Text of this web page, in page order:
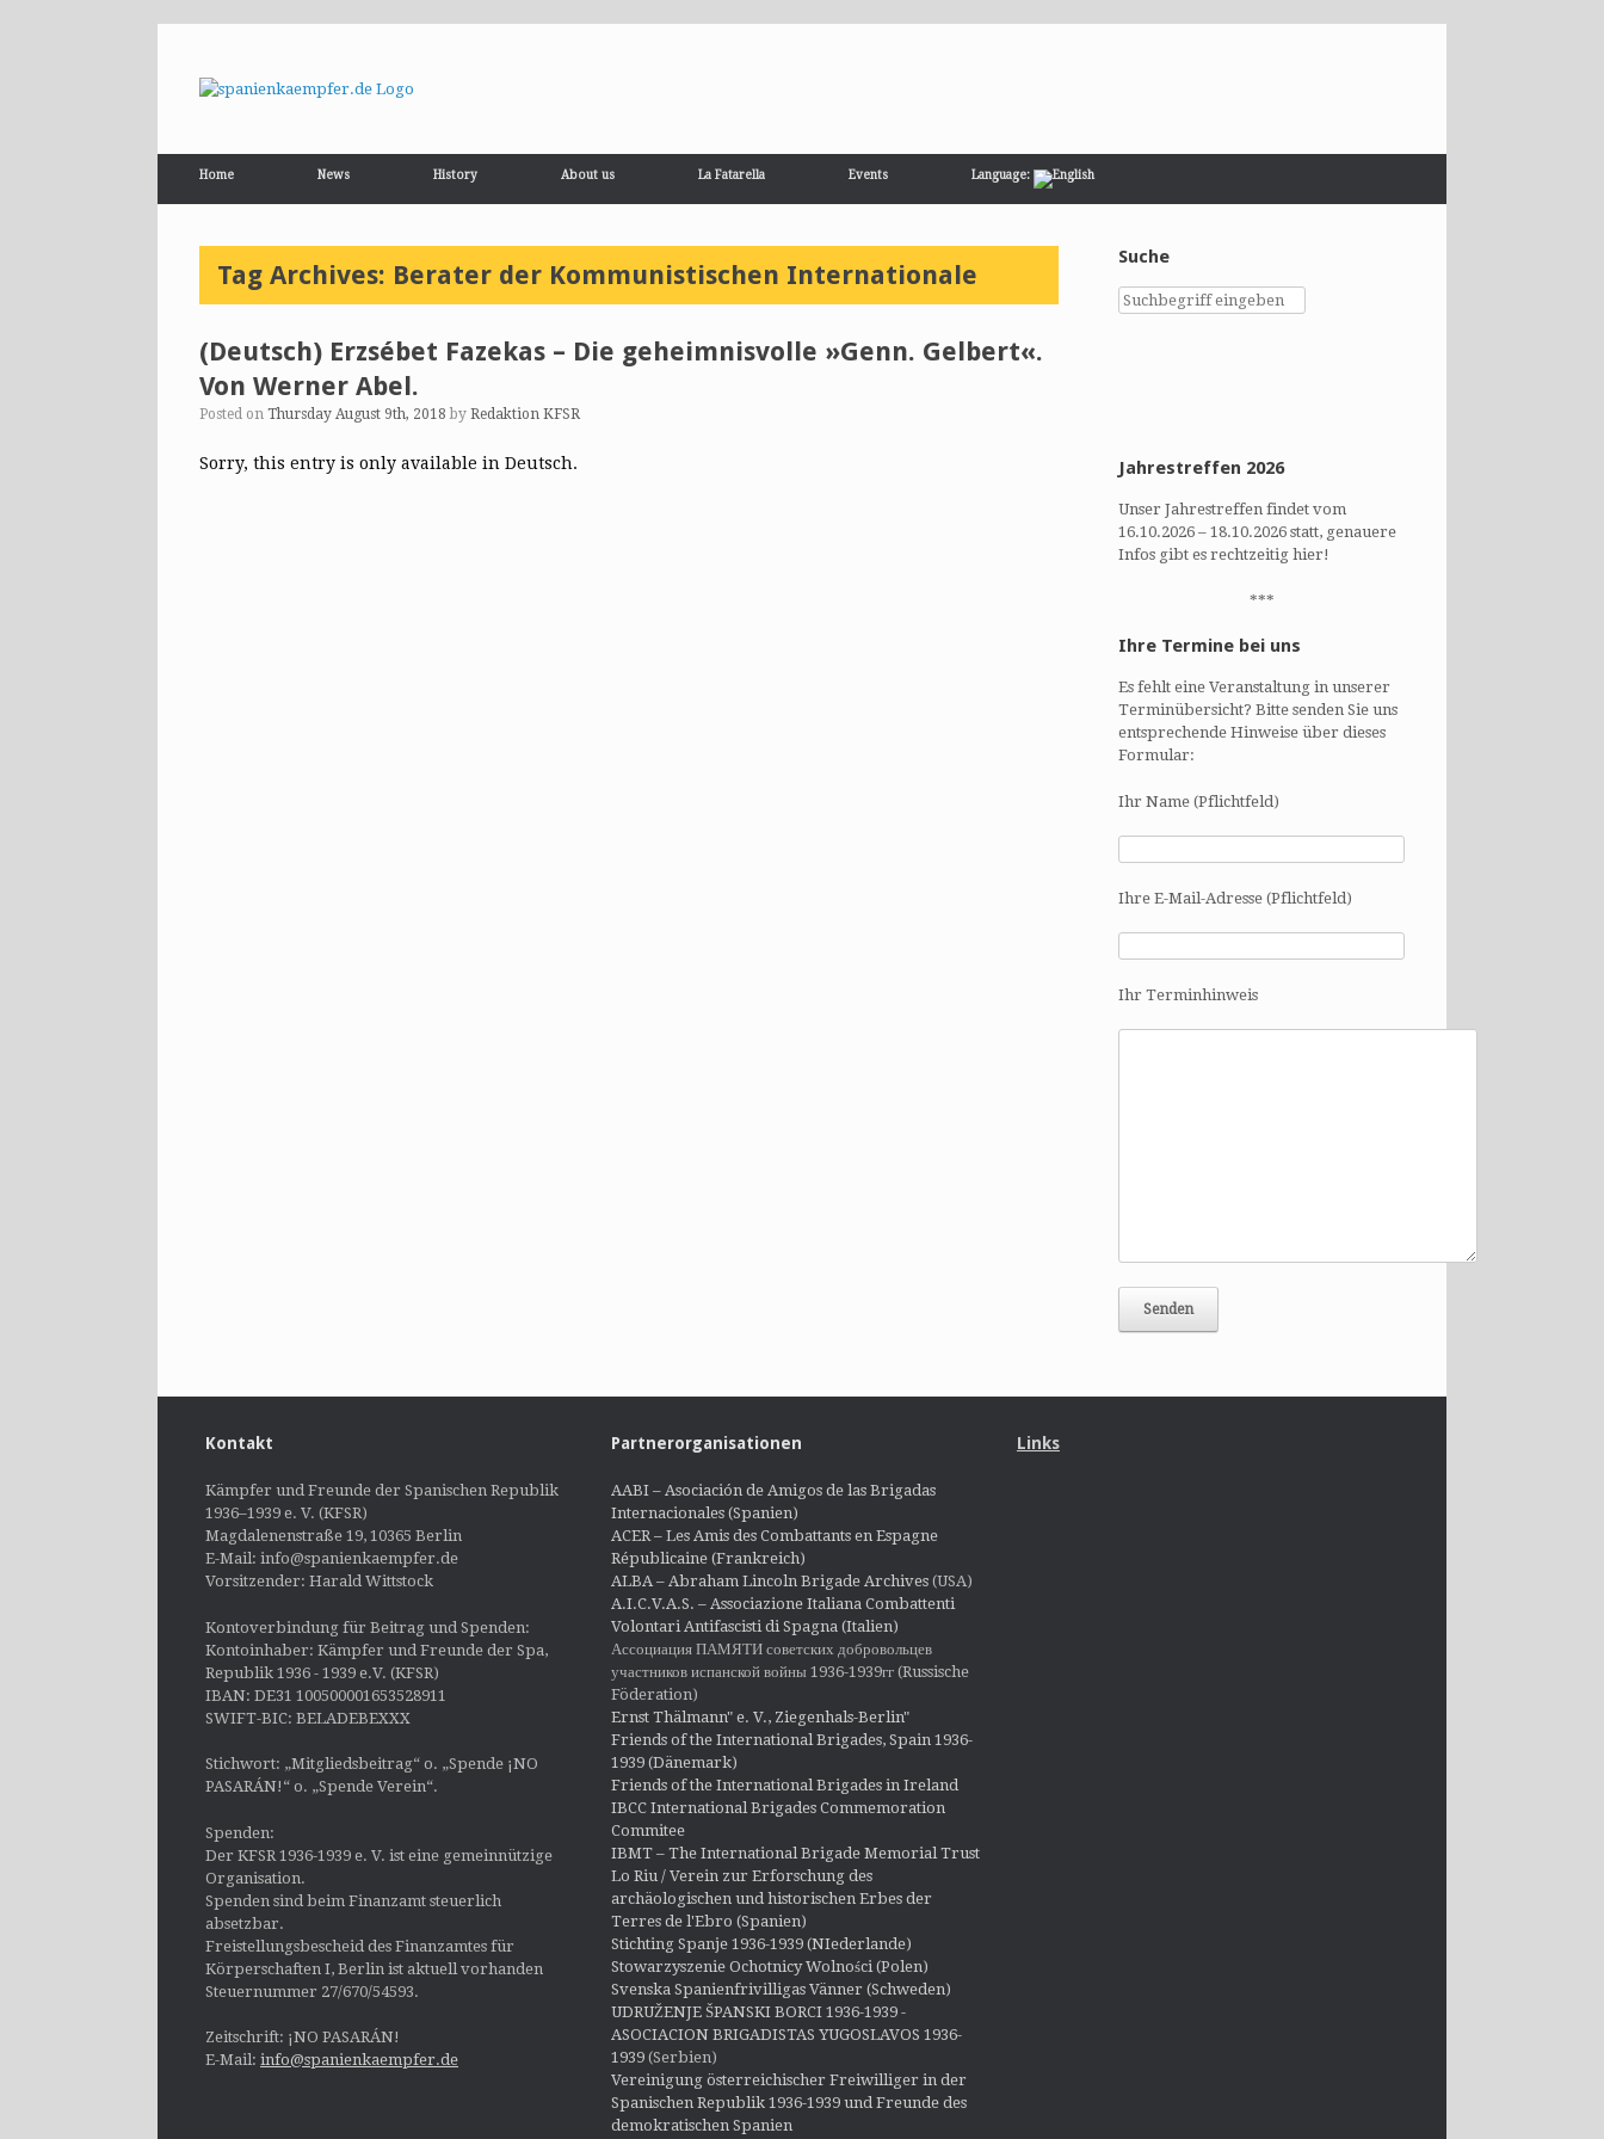
Home News History About us La Fatarella Events Language:
Tag Archives: Berater der Kommunistischen Internationale
(Deutsch) Erzsébet Fazekas – Die geheimnisvolle »Genn. Gelbert«.
Von Werner Abel.
Posted on Thursday August 9th, 2018 by Redaktion KFSR
Sorry, this entry is only available in Deutsch.
Suche
Jahrestreffen 2026
Unser Jahrestreffen findet vom
16.10.2026 – 18.10.2026 statt, genauere
Infos gibt es rechtzeitig hier!
***
Ihre Termine bei uns
Es fehlt eine Veranstaltung in unserer
Terminübersicht? Bitte senden Sie uns
entsprechende Hinweise über dieses
Formular:
Ihr Name (Pflichtfeld)
Ihre E-Mail-Adresse (Pflichtfeld)
Ihr Terminhinweis
Kontakt
Kämpfer und Freunde der Spanischen Republik
1936–1939 e. V. (KFSR)
Magdalenenstraße 19, 10365 Berlin
E-Mail: info@spanienkaempfer.de
Vorsitzender: Harald Wittstock
Kontoverbindung für Beitrag und Spenden:
Kontoinhaber: Kämpfer und Freunde der Spa,
Republik 1936 - 1939 e.V. (KFSR)
IBAN: DE31 100500001653528911
SWIFT-BIC: BELADEBEXXX
Stichwort: „Mitgliedsbeitrag“ o. „Spende ¡NO
PASARÁN!“ o. „Spende Verein“.
Spenden:
Der KFSR 1936-1939 e. V. ist eine gemeinnützige
Organisation.
Spenden sind beim Finanzamt steuerlich
absetzbar.
Freistellungsbescheid des Finanzamtes für
Körperschaften I, Berlin ist aktuell vorhanden
Steuernummer 27/670/54593.
Zeitschrift: ¡NO PASARÁN!
E-Mail: info@spanienkaempfer.de
Partnerorganisationen
AABI – Asociación de Amigos de las Brigadas
Internacionales (Spanien)
ACER – Les Amis des Combattants en Espagne
Républicaine (Frankreich)
ALBA – Abraham Lincoln Brigade Archives(USA)
A.I.C.V.A.S. – Associazione Italiana Combattenti
Volontari Antifascisti di Spagna (Italien)
Ассоциация ПАМЯТИ советских добровольцев
участников испанской войны 1936-1939гг (Russische
Föderation)
Ernst Thälmann" e. V., Ziegenhals-Berlin"
Friends of the International Brigades, Spain 1936-
1939 (Dänemark)
Friends of the International Brigades in Ireland
IBCC International Brigades Commemoration
Commitee
IBMT – The International Brigade Memorial Trust
Lo Riu / Verein zur Erforschung des
archäologischen und historischen Erbes der
Terres de l'Ebro (Spanien)
Stichting Spanje 1936-1939 (NIederlande)
Stowarzyszenie Ochotnicy Wolności (Polen)
Svenska Spanienfrivilligas Vänner (Schweden)
UDRUŽENJE ŠPANSKI BORCI 1936-1939 -
ASOCIACION BRIGADISTAS YUGOSLAVOS 1936-
1939(Serbien)
Vereinigung österreichischer Freiwilliger in der
Spanischen Republik 1936-1939 und Freunde des
demokratischen Spanien
Links